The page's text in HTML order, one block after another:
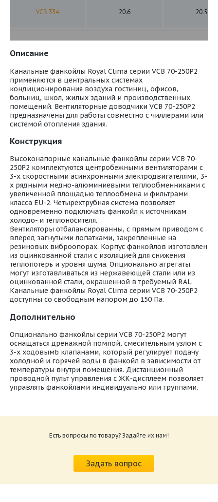
VCB 334 20.6 20.5
Описание
Канальные фанкойлы Royal Clima серии VCB 70-250P2
применяются в центральных системах
кондиционирования воздуха гостиниц, офисов,
больниц, школ, жилых зданий и производственных
помещений. Вентиляторные доводчики VCB 70-250P2
предназначены для работы совместно c чиллерами или
системой отопления здания.
Конструкция
Высоконапорные канальные фанкойлы серии VCB 70-
250P2 комплектуются центробежными вентиляторами с
3-х скоростными асинхронными электродвигателями, 3-
х рядными медно-алюминиевыми теплообменниками с
увеличенной площадью теплообмена и фильтрами
класса EU-2. Четырехтрубная система позволяет
одновременно подключать фанкойл к источникам
холодо- и теплоносителя.
Вентиляторы отбалансированны, с прямым приводом с
вперед загнутыми лопатками, закрепленные на
резиновых виброопорах. Корпус фанкойлов изготовлен
из оцинкованной стали с изоляцией для снижения
теплопотерь и уровня шума. Опционально агрегаты
могут изготавливаться из нержавеющей стали или из
оцинкованной стали, окрашенной в требуемый RAL.
Канальные фанкойлы Royal Clima серии VCB 70-250P2
доступны со свободным напором до 150 Па.
Дополнительно
Опционально фанкойлы серии VCB 70-250P2 могут
оснащаться дренажной помпой, смесительным узлом с
3-х ходовымb клапанами, который регулирует подачу
холодной и горячей воды в фанкойл в зависимости от
температуры внутри помещения. Дистанционный
проводной пульт управления с ЖК-дисплеем позволяет
управлять фанкойлами индивидуально или группами.
Есть вопросы по товару? Задайте их нам!
Задать вопрос